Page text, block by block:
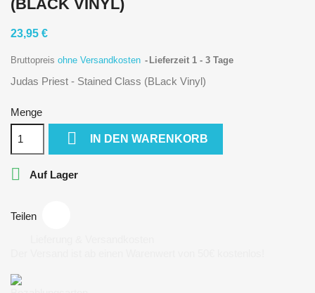
(BLACK VINYL)
23,95 €
Bruttopreis ohne Versandkosten Lieferzeit 1 - 3 Tage
Judas Priest - Stained Class (BLack Vinyl)
Menge
 IN DEN WARENKORB
 Auf Lager
Teilen